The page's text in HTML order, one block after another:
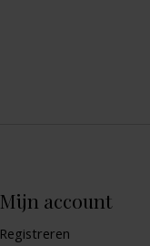
Mijn account
Registreren